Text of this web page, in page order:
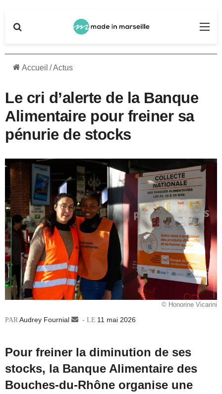
Accueil /Actus
Le cri d’alerte de la Banque
Alimentaire pour freiner sa
pénurie de stocks
© Honorine Vicarini
Audrey Fournial
Envoyer11 mai 2026
Pour freiner la diminution de ses
stocks, la Banque Alimentaire des
Bouches-du-Rhône organise une